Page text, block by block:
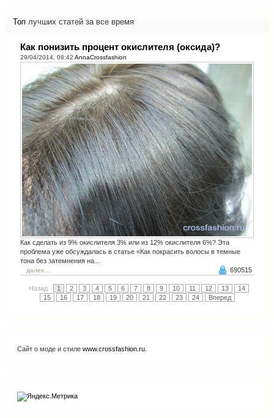
Топ лучших статей за все время
Как понизить процент окислителя (оксида)?
29/04/2014, 08:42 AnnaCrossfashion
Как сделать из 9% окислителя 3% или из 12% окислителя 6%? Эта
проблема уже обсуждалась в статье «Как покрасить волосы в темные
тона без затемнения на...
далее... 690515
Назад 1 2 3 4 5 6 7 8 9 10 11 12 13
14
15
16 17 18 19 20 21 22 23 24 Вперед
Сайт о моде и стиле www.crossfashion.ru